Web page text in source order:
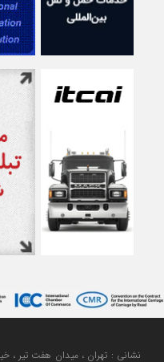
نشانی : تهران ، میدان هفت تیر ،